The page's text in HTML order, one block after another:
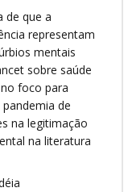
de que a
representam
mentais
sobre saúde
foco para
de
na legitimação
na literatura